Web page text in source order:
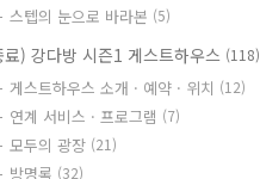
스텝의 눈으로 바라본 (5)
료) 강다방 시즌1 게스트하우스 (118)
게스트하우스 소개 · 예약 · 위치 (12)
연계 서비스 · 프로그램 (7)
모두의 광장 (21)
방명록 (32)